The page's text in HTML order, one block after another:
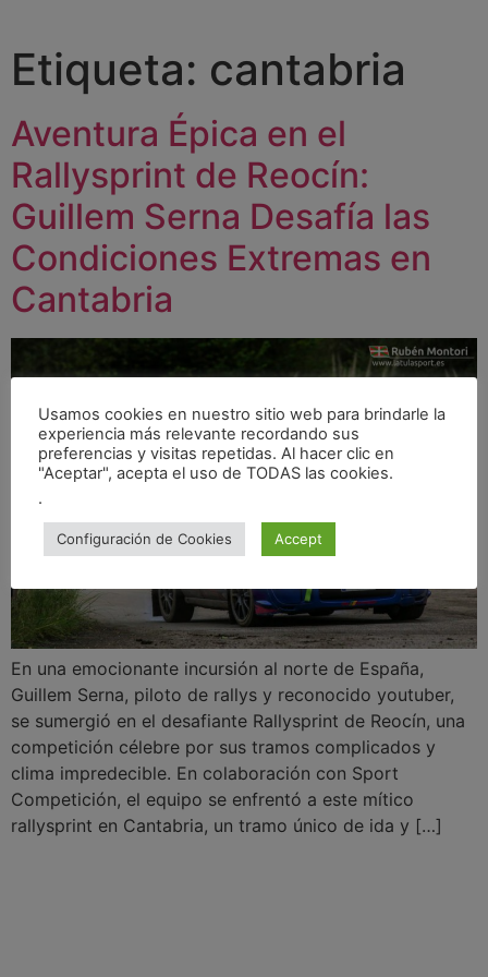
Etiqueta: cantabria
Aventura Épica en el
Rallysprint de Reocín:
Guillem Serna Desafía las
Condiciones Extremas en
Cantabria
En una emocionante incursión al norte de España,
Guillem Serna, piloto de rallys y reconocido youtuber,
se sumergió en el desafiante Rallysprint de Reocín, una
competición célebre por sus tramos complicados y
clima impredecible. En colaboración con Sport
Competición, el equipo se enfrentó a este mítico
rallysprint en Cantabria, un tramo único de ida y […]
Usamos cookies en nuestro sitio web para brindarle la
experiencia más relevante recordando sus
preferencias y visitas repetidas. Al hacer clic en
"Aceptar", acepta el uso de TODAS las cookies.
.
Configuración de Cookies Accept